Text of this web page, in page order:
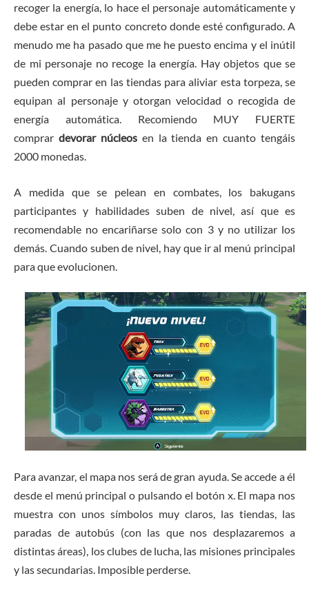
recoger la energía, lo hace el personaje automáticamente y
debe estar en el punto concreto donde esté configurado. A
menudo me ha pasado que me he puesto encima y el inútil
de mi personaje no recoge la energía. Hay objetos que se
pueden comprar en las tiendas para aliviar esta torpeza, se
equipan al personaje y otorgan velocidad o recogida de
energía automática. Recomiendo MUY FUERTE
comprar devorar núcleosen la tienda en cuanto tengáis
2000 monedas.
A medida que se pelean en combates, los bakugans
participantes y habilidades suben de nivel, así que es
recomendable no encariñarse solo con 3 y no utilizar los
demás. Cuando suben de nivel, hay que ir al menú principal
para que evolucionen.
Para avanzar, el mapa nos será de gran ayuda. Se accede a él
desde el menú principal o pulsando el botón x. El mapa nos
muestra con unos símbolos muy claros, las tiendas, las
paradas de autobús (con las que nos desplazaremos a
distintas áreas), los clubes de lucha, las misiones principales
y las secundarias. Imposible perderse.